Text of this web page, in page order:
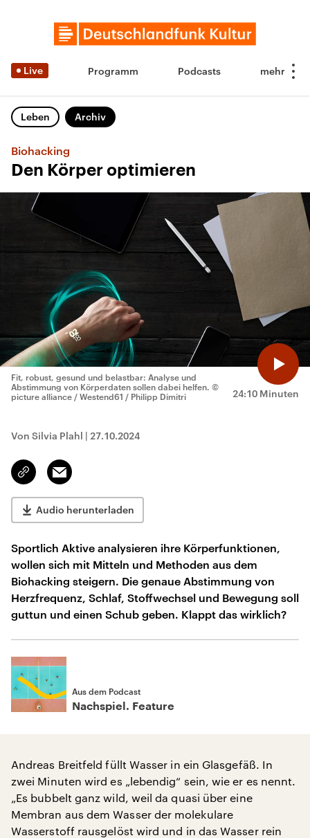
Live Programm Podcasts
Leben Archiv
Biohacking
Den Körper optimieren
24:10 Minuten
Fit, robust, gesund und belastbar: Analyse und
Abstimmung von Körperdaten sollen dabei helfen. ©
picture alliance / Westend61 / Philipp Dimitri
Von Silvia Plahl | 27.10.2024
Link
kopieren/teilen
Email
Audio herunterladen
Sportlich Aktive analysieren ihre Körperfunktionen,
wollen sich mit Mitteln und Methoden aus dem
Biohacking steigern. Die genaue Abstimmung von
Herzfrequenz, Schlaf, Stoffwechsel und Bewegung soll
guttun und einen Schub geben. Klappt das wirklich?
Aus dem Podcast
Nachspiel. Feature
Andreas Breitfeld füllt Wasser in ein Glasgefäß. In
zwei Minuten wird es „lebendig“ sein, wie er es nennt.
„Es bubbelt ganz wild, weil da quasi über eine
Membran aus dem Wasser der molekulare
Wasserstoff rausgelöst wird und in das Wasser rein